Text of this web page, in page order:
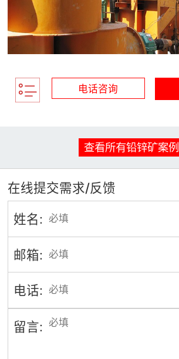
电话咨询
查看所有铅锌矿案例
在线提交需求/反馈
姓名:
邮箱:
电话:
留言: